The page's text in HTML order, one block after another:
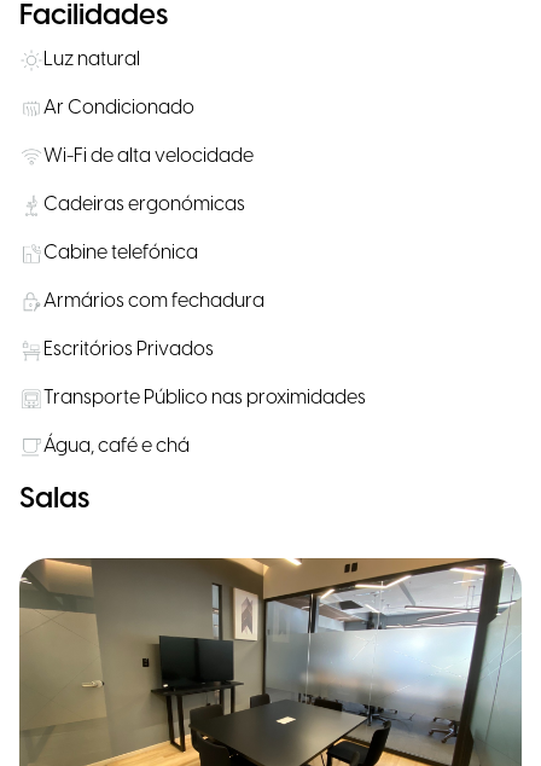
Facilidades
Luz natural
Ar Condicionado
Wi-Fi de alta velocidade
Cadeiras ergonómicas
Cabine telefónica
Armários com fechadura
Escritórios Privados
Transporte Público nas proximidades
Água, café e chá
Salas